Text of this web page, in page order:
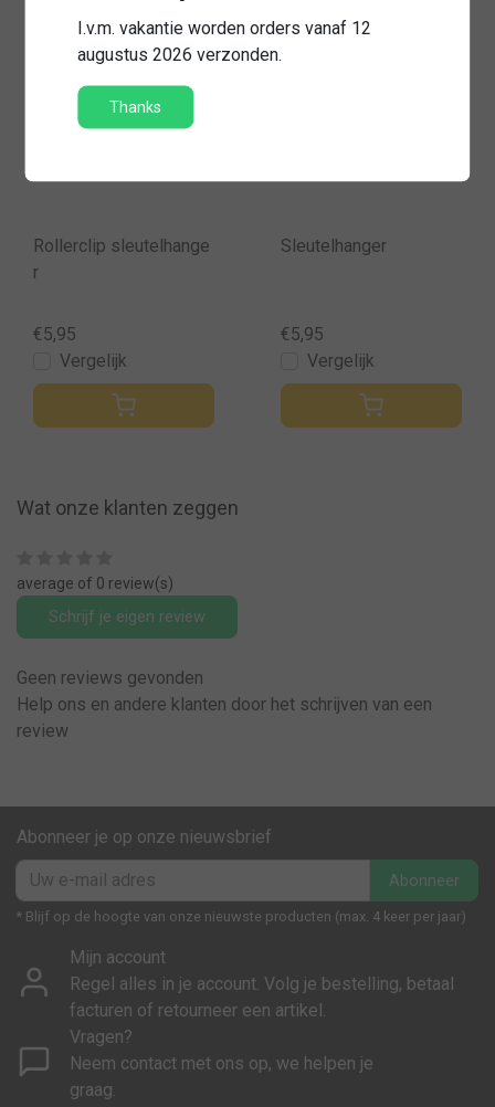
Rollerclip sleutelhange
r
€5,95
Vergelijk
Sleutelhanger
€5,95
Vergelijk
Wat onze klanten zeggen
average of 0 review(s)
Schrijf je eigen review
Geen reviews gevonden
Help ons en andere klanten door het schrijven van een
review
Abonneer je op onze nieuwsbrief
Abonneer
* Blijf op de hoogte van onze nieuwste producten (max. 4 keer per jaar)
Mijn account
Regel alles in je account. Volg je bestelling, betaal
facturen of retourneer een artikel.
Vragen?
Neem contact met ons op, we helpen je
graag.
I.v.m. vakantie worden orders vanaf 12
augustus 2026 verzonden.
Thanks